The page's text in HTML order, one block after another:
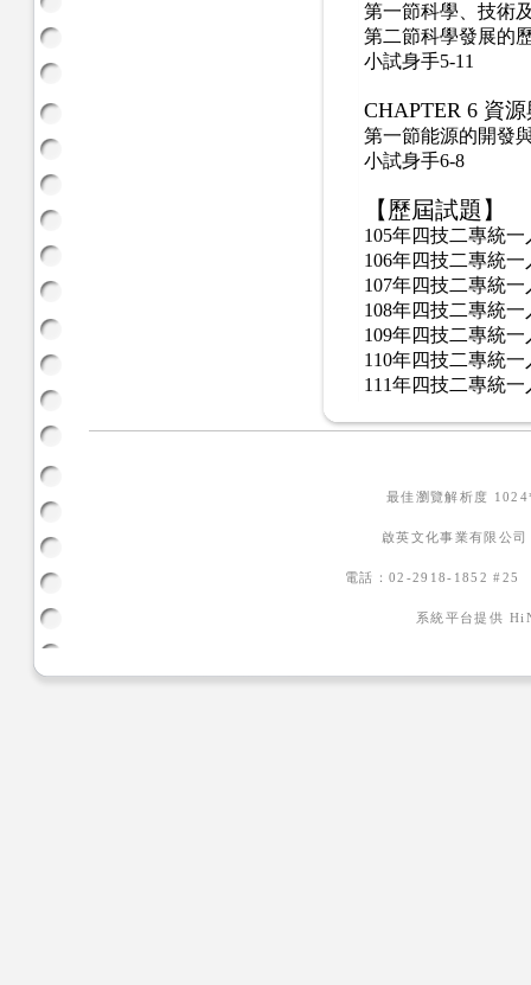
第一節科學、技術
第二節科學發展的
小試身手5-11
CHAPTER 6 資
第一節能源的開發
小試身手6-8
【歷屆試題】
105年四技二專統一
106年四技二專統一
107年四技二專統一
108年四技二專統一
109年四技二專統一
110年四技二專統一
111年四技二專統一
最佳瀏覽解析度
啟英文化事業有限公
電話：02-2918-1852
系統平台提供